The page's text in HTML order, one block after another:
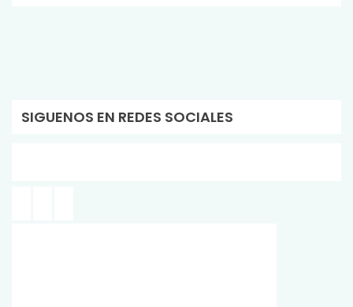
SIGUENOS EN REDES SOCIALES